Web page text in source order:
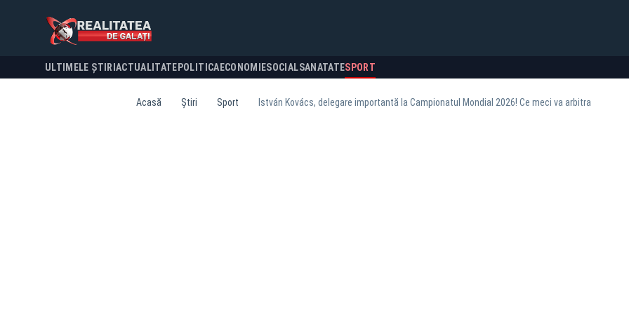
ULTIMELE ȘTIRI ACTUALITATE POLITICA ECONOMIESOCIALSANATATESPORT
Acasă Știri Sport István Kovács, delegare importantă la Campionatul Mondial 2026! Ce meci va arbitra